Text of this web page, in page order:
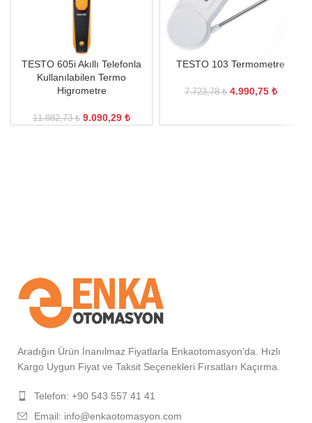
TESTO 605i Akıllı Telefonla
Kullanılabilen Termo
Higrometre
11.882,73₺ 9.090,29 ₺
TESTO 103 Termometre
7.723,78₺ 4.990,75 ₺
Aradığın Ürün İnanılmaz Fiyatlarla Enkaotomasyon'da. Hızlı
Kargo Uygun Fiyat ve Taksit Seçenekleri Fırsatları Kaçırma.
Telefon: +90 543 557 41 41
Email: info@enkaotomasyon.com